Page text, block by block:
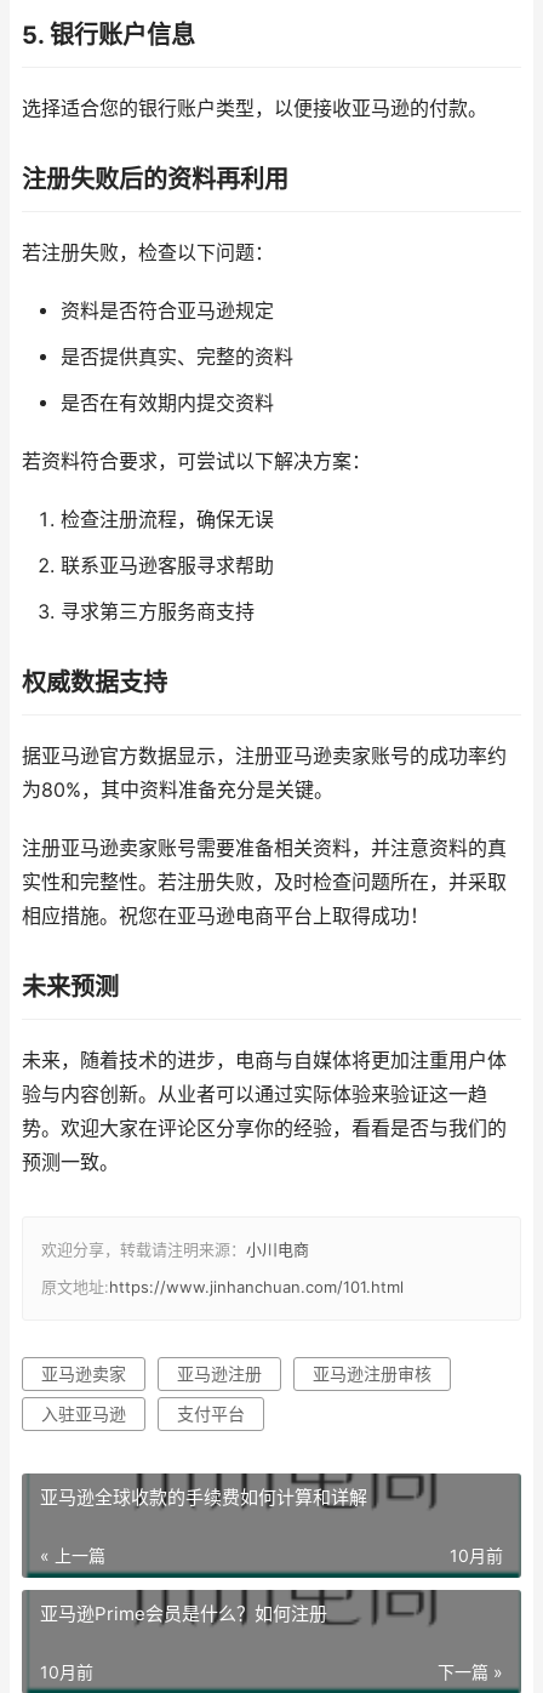
5. 银行账户信息
选择适合您的银行账户类型，以便接收亚马逊的付款。
注册失败后的资料再利用
若注册失败，检查以下问题：
资料是否符合亚马逊规定
是否提供真实、完整的资料
是否在有效期内提交资料
若资料符合要求，可尝试以下解决方案：
检查注册流程，确保无误
联系亚马逊客服寻求帮助
寻求第三方服务商支持
权威数据支持
据亚马逊官方数据显示，注册亚马逊卖家账号的成功率约
为80%，其中资料准备充分是关键。
注册亚马逊卖家账号需要准备相关资料，并注意资料的真
实性和完整性。若注册失败，及时检查问题所在，并采取
相应措施。祝您在亚马逊电商平台上取得成功！
未来预测
未来，随着技术的进步，电商与自媒体将更加注重用户体
验与内容创新。从业者可以通过实际体验来验证这一趋
势。欢迎大家在评论区分享你的经验，看看是否与我们的
预测一致。
欢迎分享，转载请注明来源： 小川电商
原文地址:https://www.jinhanchuan.com/101.html
亚马逊卖家 亚马逊注册
亚马逊注册审核
入驻亚马逊
支付平台
亚马逊全球收款的手续费如何计算和详解
« 上一篇 10月前
亚马逊Prime会员是什么？如何注册
下一篇 »
10月前